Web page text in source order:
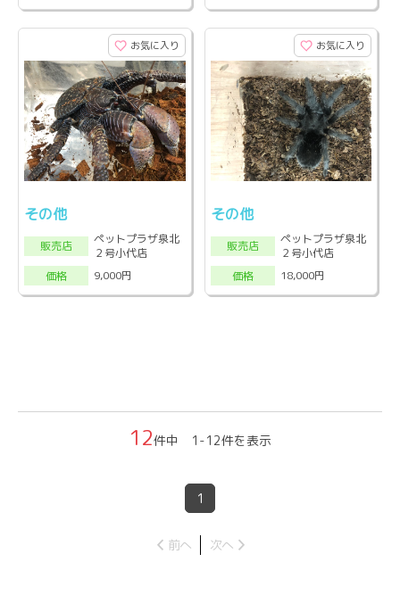
お気に入り
その他
販売店
ペットプラザ泉北
２号小代店
価格
9,000円
お気に入り
その他
販売店
ペットプラザ泉北
２号小代店
価格
18,000円
12件中 1-12件を表示
1
前へ 次へ